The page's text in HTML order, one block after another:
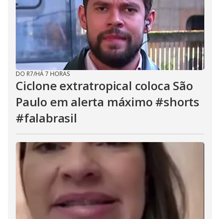
DO R7/HÁ 7 HORAS
Ciclone extratropical coloca São
Paulo em alerta máximo #shorts
#falabrasil